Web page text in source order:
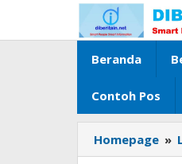
konten
Beranda
Contoh Pos
Homepage »